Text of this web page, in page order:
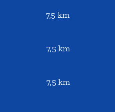
7,5 km
1987 7,5 km
1977 7,5 km